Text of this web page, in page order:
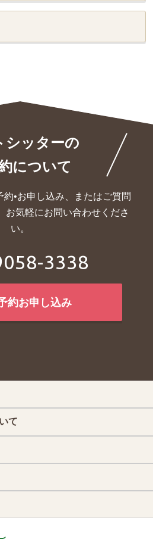
シッターの
について
•お申し込み、またはご質問
お気軽にお問い合わせくださ
い。
3338
約お申し込み
て